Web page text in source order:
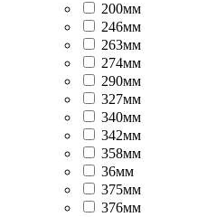
200мм
246мм
263мм
274мм
290мм
327мм
340мм
342мм
358мм
36мм
375мм
376мм